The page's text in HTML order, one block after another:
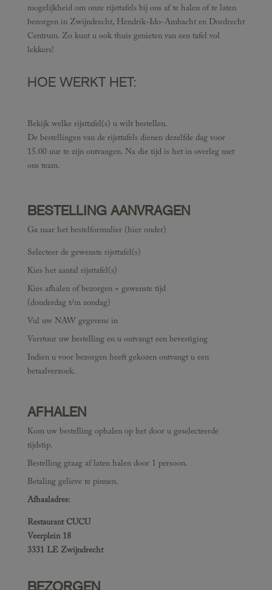
mogelijkheid om onze rijsttafels bij ons af te halen of te laten
bezorgen in Zwijndrecht, Hendrik-Ido-Ambacht en Dordrecht
Centrum. Zo kunt u ook thuis genieten van een tafel vol
lekkers!
HOE WERKT HET:
Bekijk welke rijsttafel(s) u wilt bestellen.
De bestellingen van de rijsttafels dienen dezelfde dag voor
15.00 uur te zijn ontvangen. Na die tijd is het in overleg met
ons team.
BESTELLING AANVRAGEN
Ga naar het bestelformulier (hier onder)
Selecteer de gewenste rijsttafel(s)
Kies het aantal rijsttafel(s)
Kies afhalen of bezorgen + gewenste tijd
(donderdag t/m zondag)
Vul uw NAW gegevens in
Verstuur uw bestelling en u ontvangt een bevestiging
Indien u voor bezorgen heeft gekozen ontvangt u een
betaalverzoek.
AFHALEN
Kom uw bestelling ophalen op het door u geselecteerde
tijdstip.
Bestelling graag af laten halen door 1 persoon.
Betaling gelieve te pinnen.
Afhaaladres:
Restaurant CUCU
Veerplein 18
3331 LE Zwijndrecht
BEZORGEN